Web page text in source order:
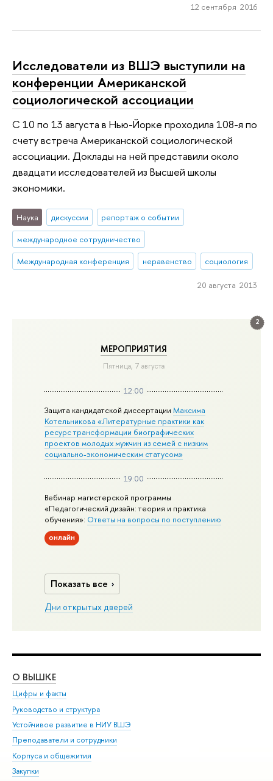
2
МЕРОПРИЯТИЯ
Пятница, 7 августа
12:00
Защита кандидатской диссертацииМаксима
Котельникова «Литературные практики как
ресурс трансформации биографических
проектов молодых мужчин из семей с низким
социально-экономическим статусом»
19:00
Вебинар магистерской программы
«Педагогический дизайн: теория и практика
обучения»: Ответы на вопросы по поступлению
онлайн
Показать все
Дни открытых дверей
12 сентября 2016
Исследователи из ВШЭ выступили на
конференции Американской
социологической ассоциации
С 10 по 13 августа в Нью-Йорке проходила 108-я по
счету встреча Американской социологической
ассоциации. Доклады на ней представили около
двадцати исследователей из Высшей школы
экономики.
Наука дискуссии
репортаж о событии
международное сотрудничество
Международная конференция
неравенство социология
20 августа 2013
О ВЫШКЕ
Цифры и факты
Руководство и структура
Устойчивое развитие в НИУ ВШЭ
Преподаватели и сотрудники
Корпуса и общежития
Закупки